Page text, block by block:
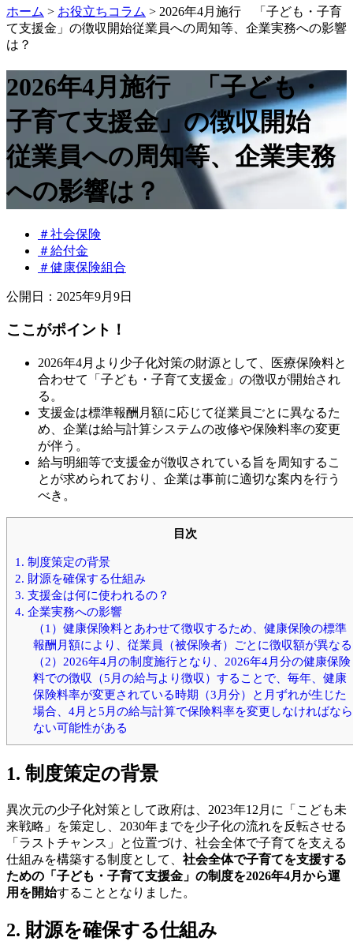
ホーム > お役立ちコラム > 2026年4月施行 「子ども・子育
て支援金」の徴収開始従業員への周知等、企業実務への影響
は？
2026年4月施行 「子ども・
子育て支援金」の徴収開始
従業員への周知等、企業実務
への影響は？
＃社会保険
＃給付金
＃健康保険組合
公開日：2025年9月9日
ここがポイント！
2026年4月より少子化対策の財源として、医療保険料と
合わせて「子ども・子育て支援金」の徴収が開始され
る。
支援金は標準報酬月額に応じて従業員ごとに異なるた
め、企業は給与計算システムの改修や保険料率の変更
が伴う。
給与明細等で支援金が徴収されている旨を周知するこ
とが求められており、企業は事前に適切な案内を行う
べき。
目次
1. 制度策定の背景
2. 財源を確保する仕組み
3. 支援金は何に使われるの？
4. 企業実務への影響
（1）健康保険料とあわせて徴収するため、健康保険の標準
報酬月額により、従業員（被保険者）ごとに徴収額が異なる
（2）2026年4月の制度施行となり、2026年4月分の健康保険
料での徴収（5月の給与より徴収）することで、毎年、健康
保険料率が変更されている時期（3月分）と月ずれが生じた
場合、4月と5月の給与計算で保険料率を変更しなければなら
ない可能性がある
1. 制度策定の背景
異次元の少子化対策として政府は、2023年12月に「こども未
来戦略」を策定し、2030年までを少子化の流れを反転させる
「ラストチャンス」と位置づけ、社会全体で子育てを支える
仕組みを構築する制度として、 社会全体で子育てを支援する
ための「子ども・子育て支援金」の制度を2026年4月から運
用を開始することとなりました。
2. 財源を確保する仕組み